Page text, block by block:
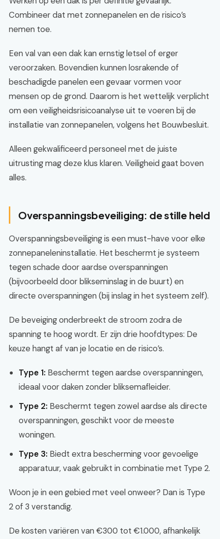
Combineer dat met zonnepanelen en de risico’s
nemen toe.
Een val van een dak kan ernstig letsel of erger
veroorzaken. Bovendien kunnen losrakende of
beschadigde panelen een gevaar vormen voor
mensen op de grond. Daarom is het wettelijk verplicht
om een veiligheidsrisicoanalyse uit te voeren bij de
installatie van zonnepanelen, volgens het Bouwbesluit.
Alleen gekwalificeerd personeel met de juiste
uitrusting mag deze klus klaren. Veiligheid gaat boven
alles.
Overspanningsbeveiliging: de stille held
Overspanningsbeveiliging is een must-have voor elke
zonnepaneleninstallatie. Het beschermt je systeem
tegen schade door aardse overspanningen
(bijvoorbeeld door blikseminslag in de buurt) en
directe overspanningen (bij inslag in het systeem zelf).
De beveiging onderbreekt de stroom zodra de
spanning te hoog wordt. Er zijn drie hoofdtypes: De
keuze hangt af van je locatie en de risico’s.
Type 1: Beschermt tegen aardse overspanningen,
ideaal voor daken zonder bliksemafleider.
Type 2: Beschermt tegen zowel aardse als directe
overspanningen, geschikt voor de meeste
woningen.
Type 3: Biedt extra bescherming voor gevoelige
apparatuur, vaak gebruikt in combinatie met Type 2.
Woon je in een gebied met veel onweer? Dan is Type
2 of 3 verstandig.
De kosten variëren van €300 tot €1.000, afhankelijk